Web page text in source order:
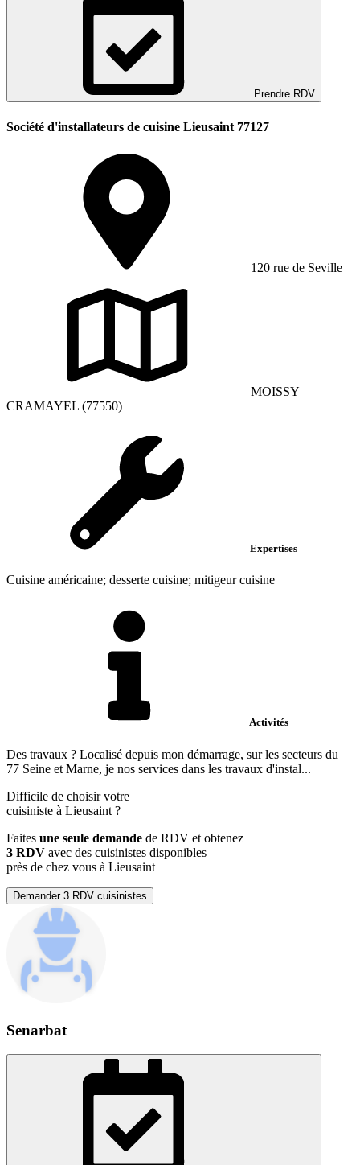
Prendre RDV
Société d'installateurs de cuisine Lieusaint 77127
120 rue de Seville
MOISSY
CRAMAYEL (77550)
Expertises
Cuisine américaine; desserte cuisine; mitigeur cuisine
Activités
Des travaux ? Localisé depuis mon démarrage, sur les secteurs du
77 Seine et Marne, je nos services dans les travaux d'instal...
Difficile de choisir votre
cuisiniste à Lieusaint ?
Faites une seule demande de RDV et obtenez
3 RDV avec des cuisinistes disponibles
près de chez vous à Lieusaint
Demander 3 RDV cuisinistes
Senarbat